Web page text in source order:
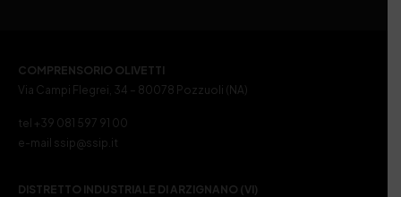
COMPRENSORIO OLIVETTI
Via Campi Flegrei, 34 – 80078 Pozzuoli (NA)
tel +39 081 597 91 00
e-mail ssip@ssip.it
DISTRETTO INDUSTRIALE DI ARZIGNANO (VI)